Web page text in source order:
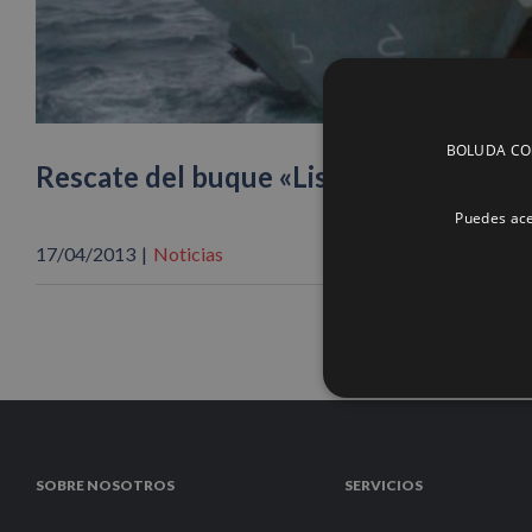
Rescate del buque «Lisa» en aguas del
17/04/2013 | Noticias
SOBRE NOSOTROS SERVICIOS
BOLUDA
Puedes